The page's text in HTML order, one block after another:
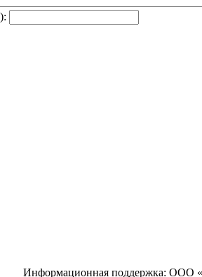
Информационная поддержка: ООО